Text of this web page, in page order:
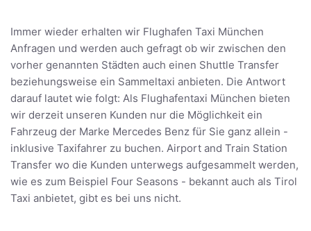
Immer wieder erhalten wir Flughafen Taxi München
Anfragen und werden auch gefragt ob wir zwischen den
vorher genannten Städten auch einen Shuttle Transfer
beziehungsweise ein Sammeltaxi anbieten. Die Antwort
darauf lautet wie folgt: Als Flughafentaxi München bieten
wir derzeit unseren Kunden nur die Möglichkeit ein
Fahrzeug der Marke Mercedes Benz für Sie ganz allein -
inklusive Taxifahrer zu buchen. Airport and Train Station
Transfer wo die Kunden unterwegs aufgesammelt werden,
wie es zum Beispiel Four Seasons - bekannt auch als Tirol
Taxi anbietet, gibt es bei uns nicht.